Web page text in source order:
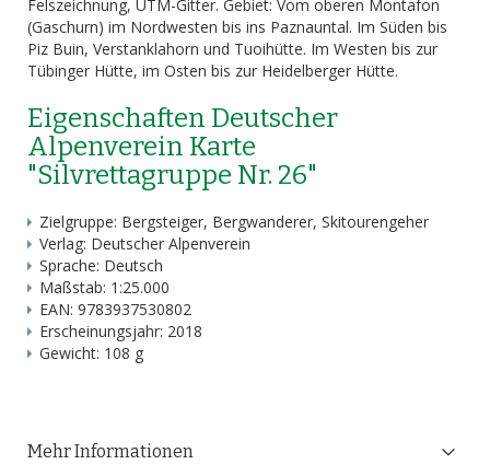
Felszeichnung, UTM-Gitter. Gebiet: Vom oberen Montafon
(Gaschurn) im Nordwesten bis ins Paznauntal. Im Süden bis
Piz Buin, Verstanklahorn und Tuoihütte. Im Westen bis zur
Tübinger Hütte, im Osten bis zur Heidelberger Hütte.
Eigenschaften Deutscher
Alpenverein Karte
"Silvrettagruppe Nr. 26"
Zielgruppe: Bergsteiger, Bergwanderer, Skitourengeher
Verlag: Deutscher Alpenverein
Sprache: Deutsch
Maßstab: 1:25.000
EAN: 9783937530802
Erscheinungsjahr: 2018
Gewicht: 108 g
Mehr Informationen